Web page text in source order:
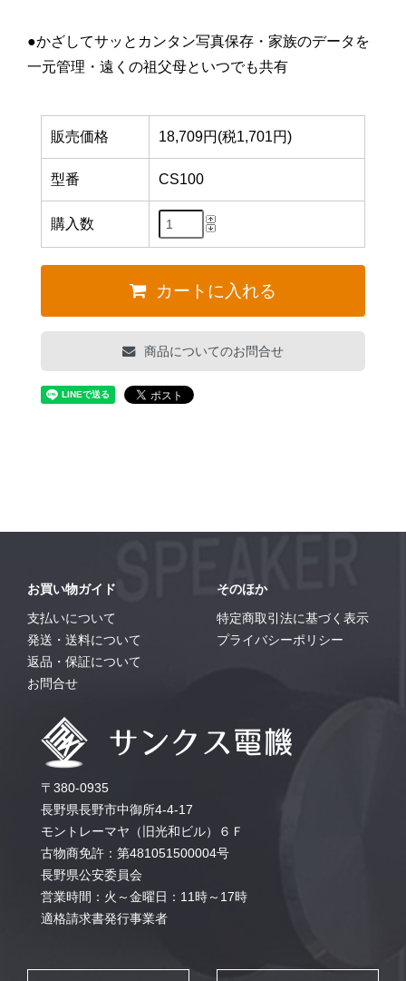
●かざしてサッとカンタン写真保存・家族のデータを
一元管理・遠くの祖父母といつでも共有
販売価格 18,709円(税1,701円)
型番 CS100
購入数
カートに入れる
商品についてのお問合せ
お買い物ガイド
支払いについて
発送・送料について
返品・保証について
お問合せ
そのほか
特定商取引法に基づく表示
プライバシーポリシー
〒380-0935
長野県長野市中御所4-4-17
モントレーマヤ（旧光和ビル）６Ｆ
古物商免許：第481051500004号
長野県公安委員会
営業時間：火～金曜日：11時～17時
適格請求書発行事業者